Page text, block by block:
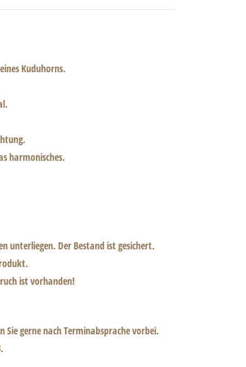
Kuduhorns.
harmonisches.
unterliegen. Der Bestand ist gesichert.
ist vorhanden!
gerne nach Terminabsprache vorbei.